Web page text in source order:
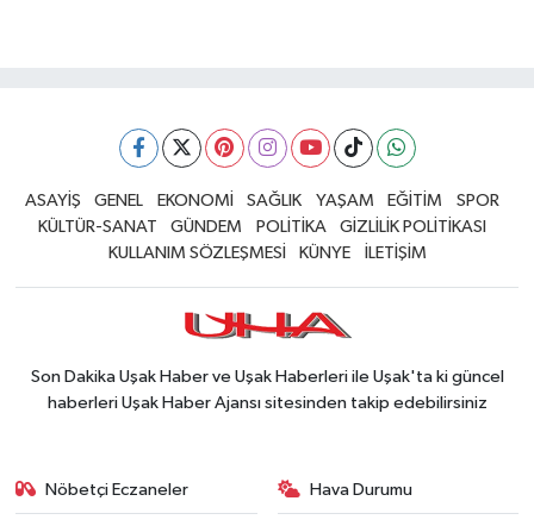
ASAYİŞ GENEL EKONOMİ SAĞLIK YAŞAM EĞİTİM
SPOR
KÜLTÜR-SANAT
GÜNDEM POLİTİKA
GİZLİLİK POLİTİKASI
KULLANIM SÖZLEŞMESİ
KÜNYE İLETİŞİM
Son Dakika Uşak Haber ve Uşak Haberleri ile Uşak'ta ki güncel
haberleri Uşak Haber Ajansı sitesinden takip edebilirsiniz
Nöbetçi Eczaneler Hava Durumu